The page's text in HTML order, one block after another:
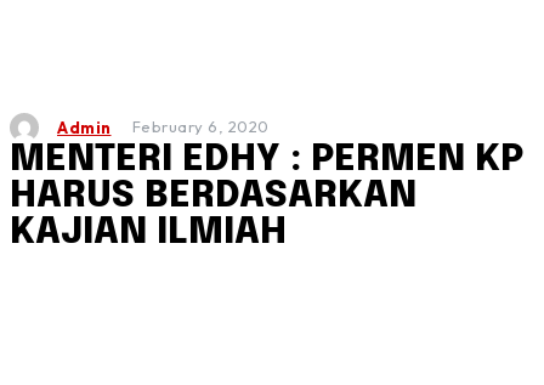
Admin February 6, 2020
MENTERI EDHY : PERMEN KP
HARUS BERDASARKAN
KAJIAN ILMIAH